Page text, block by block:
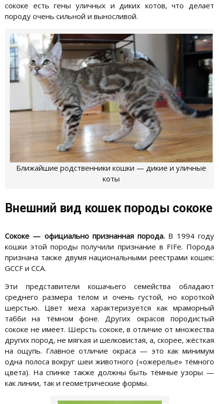
сококе есть гены уличных и диких котов, что делает
породу очень сильной и выносливой.
Ближайшие родственники кошки — дикие и уличные
коты
Внешний вид кошек породы сококе
Сококе — официально признанная порода. В 1994 году
кошки этой породы получили признание в FIFе. Порода
признана также двумя национальными реестрами кошек:
GCCF и CCA.
Эти представители кошачьего семейства обладают
среднего размера телом и очень густой, но короткой
шерстью. Цвет меха характеризуется как мраморный
табби на тёмном фоне. Других окрасов породистый
сококе не имеет. Шерсть сококе, в отличие от множества
других пород, не мягкая и шелковистая, а, скорее, жёсткая
на ощупь. Главное отличие окраса — это как минимум
одна полоса вокруг шеи животного («ожерелье» тёмного
цвета). На спинке также должны быть тёмные узоры —
как линии, так и геометрические формы.